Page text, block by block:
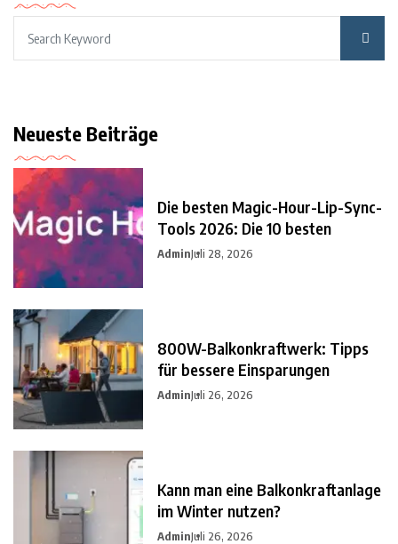
Neueste Beiträge
Die besten Magic-Hour-Lip-Sync-
Tools 2026: Die 10 besten
AdminJuli 28, 2026
800W-Balkonkraftwerk: Tipps
für bessere Einsparungen
AdminJuli 26, 2026
Kann man eine Balkonkraftanlage
im Winter nutzen?
AdminJuli 26, 2026